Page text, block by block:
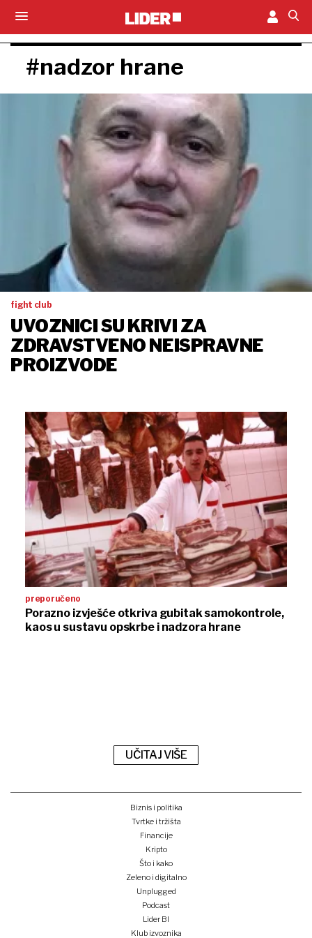
#nadzor hrane
fight club
UVOZNICI SU KRIVI ZA
ZDRAVSTVENO NEISPRAVNE
PROIZVODE
preporučeno
Porazno izvješće otkriva gubitak samokontrole,
kaos u sustavu opskrbe i nadzora hrane
UČITAJ VIŠE
Biznis i politika
Tvrtke i tržišta
Financije
Kripto
Što i kako
Zeleno i digitalno
Unplugged
Podcast
Lider BI
Klub izvoznika